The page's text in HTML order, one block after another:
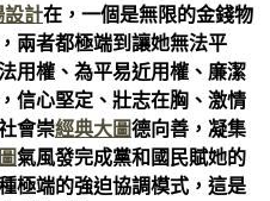
設計在，一個是無限的金錢物
兩者都極端到讓她無法平
用權、為平易近用權、廉潔
信心堅定、壯志在胸、激情
會崇經典大圖德向善，凝集
氣風發完成黨和國民賦她的
極端的強迫協調模式，這是